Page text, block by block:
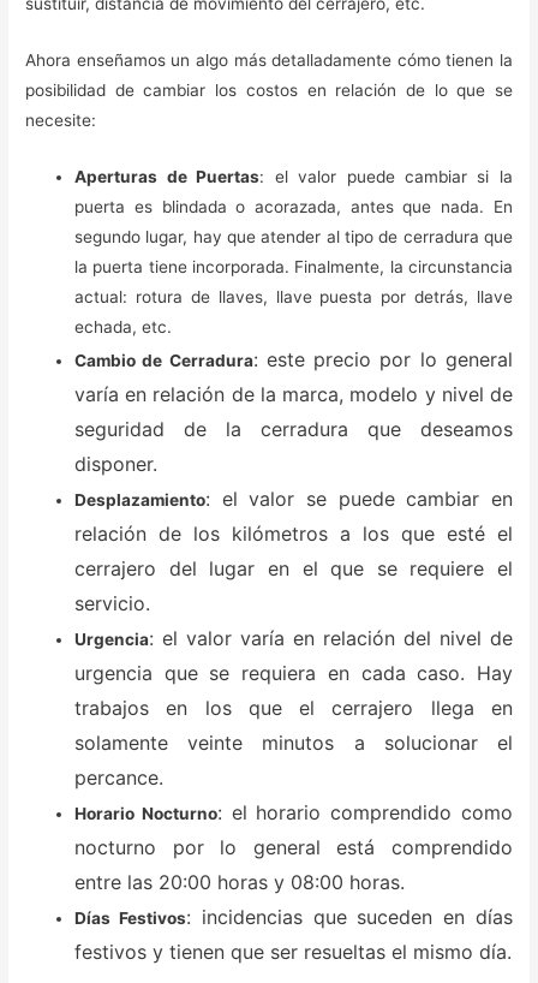
Ahora enseñamos un algo más detalladamente cómo tienen la
posibilidad de cambiar los costos en relación de lo que se
necesite:
Aperturas de Puertas: el valor puede cambiar si la
puerta es blindada o acorazada, antes que nada. En
segundo lugar, hay que atender al tipo de cerradura que
la puerta tiene incorporada. Finalmente, la circunstancia
actual: rotura de llaves, llave puesta por detrás, llave
echada, etc.
Cambio de Cerradura: este precio por lo general
varía en relación de la marca, modelo y nivel de
seguridad de la cerradura que deseamos
disponer.
Desplazamiento: el valor se puede cambiar en
relación de los kilómetros a los que esté el
cerrajero del lugar en el que se requiere el
servicio.
Urgencia: el valor varía en relación del nivel de
urgencia que se requiera en cada caso. Hay
trabajos en los que el cerrajero llega en
solamente veinte minutos a solucionar el
percance.
Horario Nocturno: el horario comprendido como
nocturno por lo general está comprendido
entre las 20:00 horas y 08:00 horas.
Días Festivos: incidencias que suceden en días
festivos y tienen que ser resueltas el mismo día.